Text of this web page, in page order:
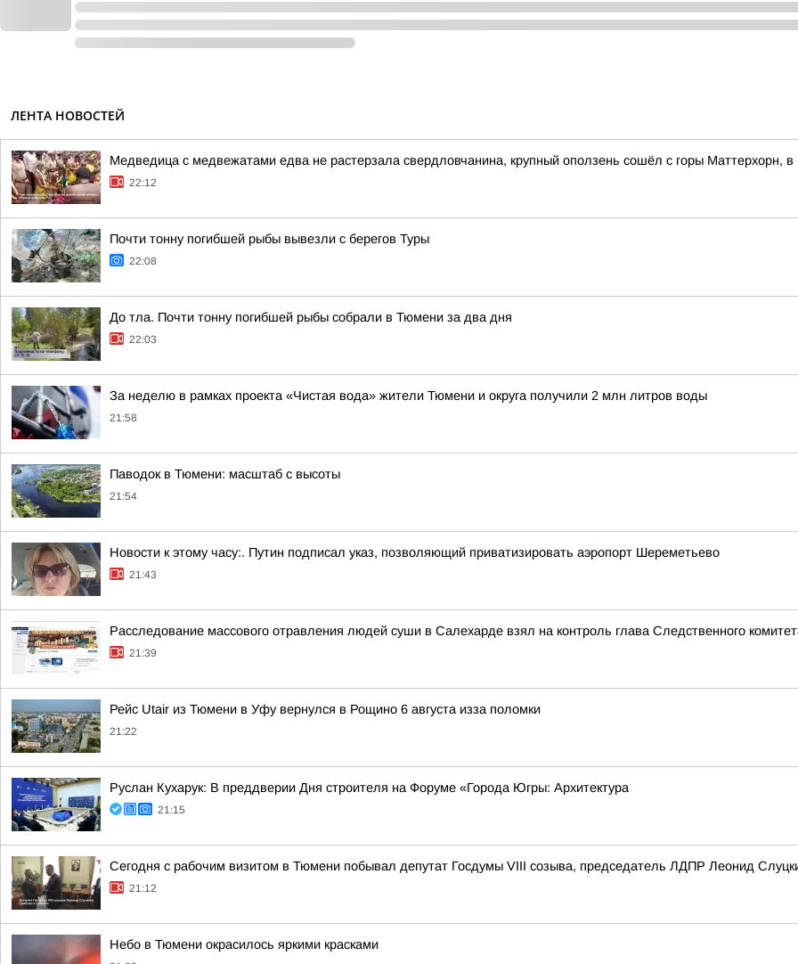
ЛЕНТА НОВОСТЕЙ
Медведица с медвежатами едва не растерзала свердловчанина, крупный оползень сошёл с горы Маттерхорн,
22:12
Почти тонну погибшей рыбы вывезли с берегов Туры
22:08
До тла. Почти тонну погибшей рыбы собрали в Тюмени за два дня
22:03
За неделю в рамках проекта «Чистая вода» жители Тюмени и округа получили 2 млн литров воды
21:58
Паводок в Тюмени: масштаб с высоты
21:54
Новости к этому часу:. Путин подписал указ, позволяющий приватизировать аэропорт Шереметьево
21:43
Расследование массового отравления людей суши в Салехарде взял на контроль глава Следственного
21:39
Рейс Utair из Тюмени в Уфу вернулся в Рощино 6 августа изза поломки
21:22
Руслан Кухарук: В преддверии Дня строителя на Форуме «Города Югры: Архитектура
21:15
Сегодня с рабочим визитом в Тюмени побывал депутат Госдумы VIII созыва, председатель ЛДПР Леонид
21:12
Небо в Тюмени окрасилось яркими красками